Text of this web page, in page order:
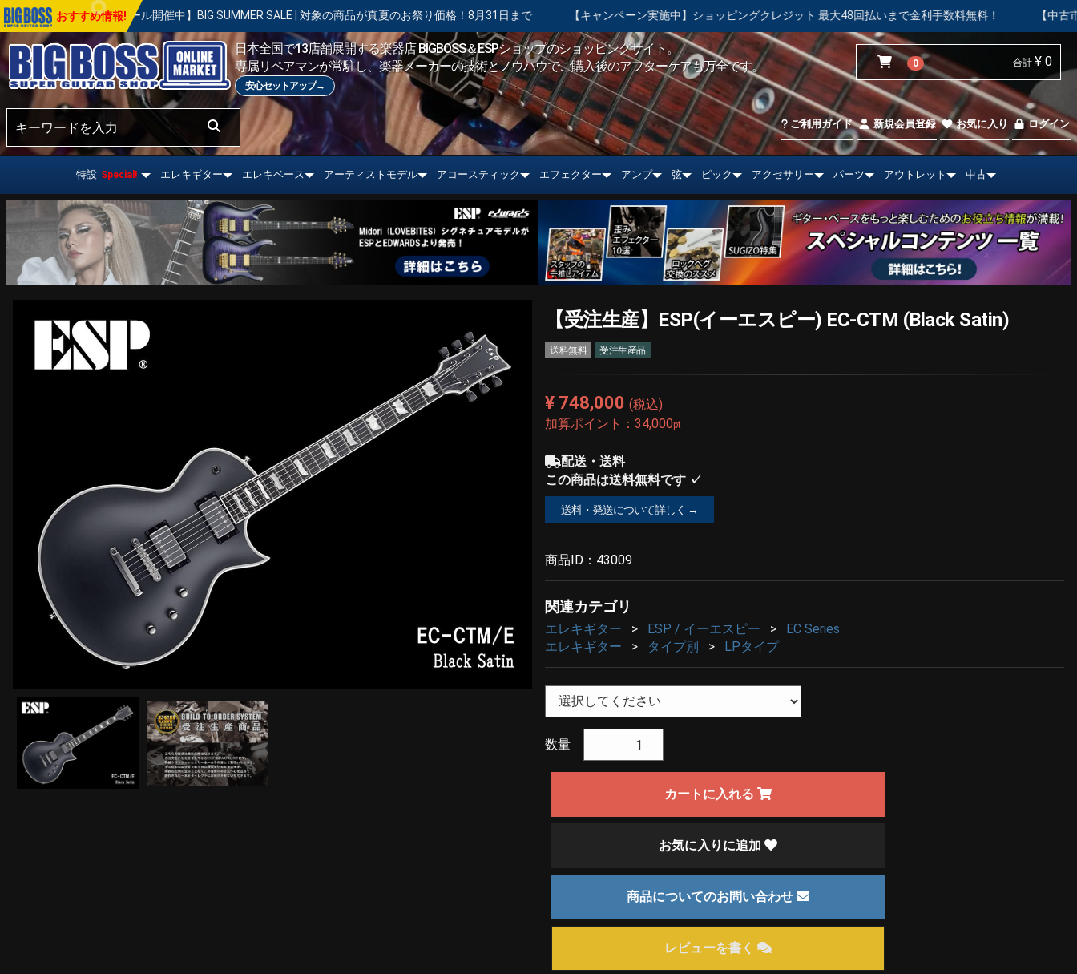
開催中】BIG SUMMER SALE | 対象の商品が真夏のお祭り価格！8月31日まで 【キャンペーン実施中】ショッピングクレジット 最大48回払いまで金利手数料無料！ 【中古市場】エレキギター＆ベー
おすすめ情報!
日本全国で13店舗展開する楽器店 BIGBOSS＆ESPショップのショッピングサイト。
専属リペアマンが常駐し、楽器メーカーの技術とノウハウでご購入後のアフターケアも万全です。
安心セットアップ→
0 合計 ¥ 0
ご利用ガイド 新規会員登録 お気に入り ログイン
特設 Special! エレキギター エレキベース アーティストモデル アコースティック エフェクター アンプ 弦 ピック アクセサリー パーツ アウトレット 中古
【受注生産】ESP(イーエスピー) EC-CTM (Black Satin)
送料無料 受注生産品
¥ 748,000 (税込)
加算ポイント： 34,000pt
配送・送料
この商品は送料無料です ✓
送料・発送について詳しく →
商品ID： 43009
関連カテゴリ
エレキギター ESP / イーエスピー
EC Series
エレキギター
タイプ別 LPタイプ
数量
カートに入れる
お気に入りに追加
商品についてのお問い合わせ
レビューを書く